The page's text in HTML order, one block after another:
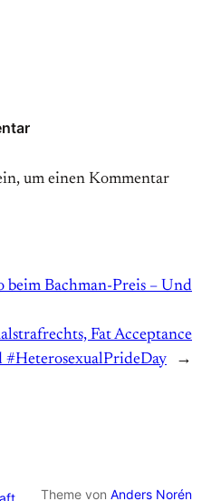
um einen Kommentar
beim Bachman-Preis – Und
Fat Acceptance
→
Theme von Anders Norén